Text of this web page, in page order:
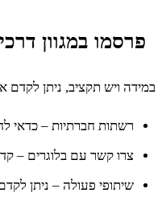
פרסמו במגוון
במידה ויש תקציב, ניתן
רשתות חברתיות – כדאי
צרו קשר עם בלוגרים –
שיתופי פעולה – ניתן